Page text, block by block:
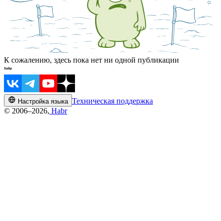
К сожалению, здесь пока нет ни одной публикации
Настройка языка Техническая поддержка
© 2006–2026, Habr